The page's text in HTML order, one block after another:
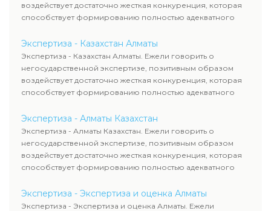
воздействует достаточно жесткая конкуренция, которая
способствует формированию полностью адекватного
Экспертиза - Казахстан Алматы
Экспертиза - Казахстан Алматы. Ежели говорить о
негосударственной экспертизе, позитивным образом
воздействует достаточно жесткая конкуренция, которая
способствует формированию полностью адекватного
Экспертиза - Алматы Казахстан
Экспертиза - Алматы Казахстан. Ежели говорить о
негосударственной экспертизе, позитивным образом
воздействует достаточно жесткая конкуренция, которая
способствует формированию полностью адекватного
Экспертиза - Экспертиза и оценка Алматы
Экспертиза - Экспертиза и оценка Алматы. Ежели